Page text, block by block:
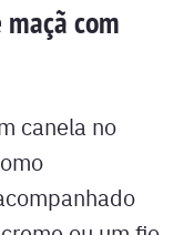
com
canela no